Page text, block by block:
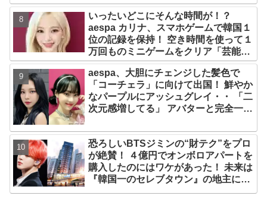
美女ソリュンをはじめ、全員ビジュア
ルメンバーといわれるその魅力をチェ
ック
いったいどこにそんな時間が！？
aespa カリナ、スマホゲームで韓国１
位の記録を保持！ 空き時間を使って１
万回ものミニゲームをクリア「芸能人
たちが時間がないと言っているのは全
部嘘」
aespa、大胆にチェンジした髪色で
「コーチェラ」に向けて出国！ 鮮やか
なパープルにアッシュグレイ・・ 「二
次元感増してる」 アバターと完全一致
恐ろしいBTSジミンの“財テク”をプロ
が絶賛！ ４億円でオンボロアパートを
購入したのにはワケがあった！ 未来は
『韓国一のセレブタウン』の地主にな
るってホント？